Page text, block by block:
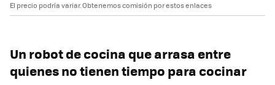
El precio podría variar. Obtenemos comisión por estos enlaces
Un robot de cocina que arrasa entre
quienes no tienen tiempo para cocinar